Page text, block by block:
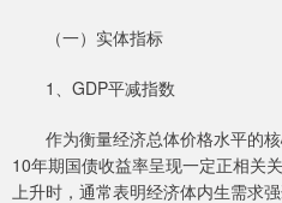
（一）实体指标
1、GDP平减指数
作为衡量经济总体价格水平的核
10年期国债收益率呈现一定正相关
上升时，通常表明经济体内生需求